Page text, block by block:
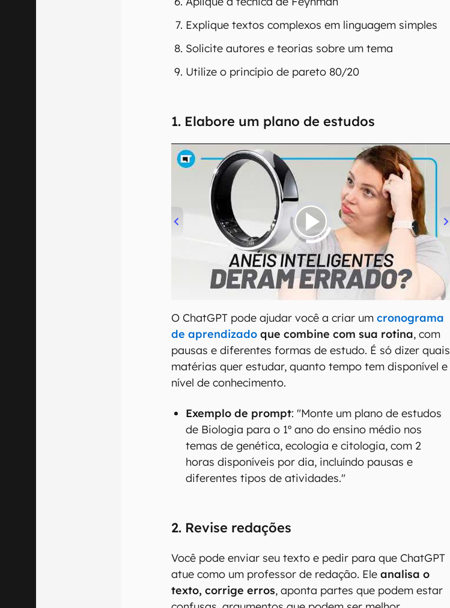
Explique textos complexos em linguagem simples
Solicite autores e teorias sobre um tema
Utilize o princípio de pareto 80/20
1. Elabore um plano de estudos
00:00/21:11
O ChatGPT pode ajudar você a criar umcronograma
de aprendizado que combine com sua rotina, com
pausas e diferentes formas de estudo. É só dizer quais
matérias quer estudar, quanto tempo tem disponível e
nível de conhecimento.
Exemplo de prompt: "Monte um plano de estudos
de Biologia para o 1º ano do ensino médio nos
temas de genética, ecologia e citologia, com 2
horas disponíveis por dia, incluíndo pausas e
diferentes tipos de atividades."
2. Revise redações
Você pode enviar seu texto e pedir para que ChatGPT
atue como um professor de redação. Eleanalisa o
texto, corrige erros, aponta partes que podem estar